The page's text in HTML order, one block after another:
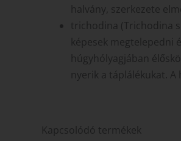
halvány, szerkezete
trichodina (Trichodina
képesek megtelepedni
húgyhólyagjában
nyerik a táplálékukat.
Kapcsolódó termékek